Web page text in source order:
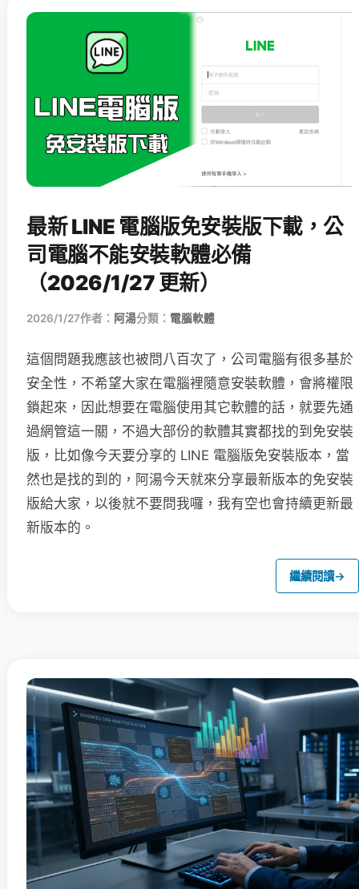
最新 LINE 電腦版免安裝版下載，公
司電腦不能安裝軟體必備
（2026/1/27 更新）
2026/1/27作者： 阿湯分類： 電腦軟體
這個問題我應該也被問八百次了，公司電腦有很多基於
安全性，不希望大家在電腦裡隨意安裝軟體，會將權限
鎖起來，因此想要在電腦使用其它軟體的話，就要先通
過網管這一關，不過大部份的軟體其實都找的到免安裝
版，比如像今天要分享的 LINE 電腦版免安裝版本，當
然也是找的到的，阿湯今天就來分享最新版本的免安裝
版給大家，以後就不要問我囉，我有空也會持續更新最
新版本的。
繼續閱讀→